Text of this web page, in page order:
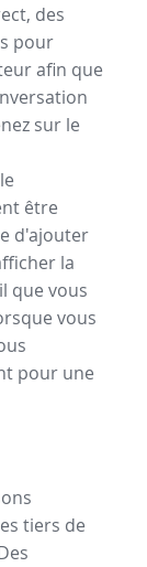
des
pour
afin que
sur le
être
d'ajouter
la
que vous
vous
pour une
tiers de